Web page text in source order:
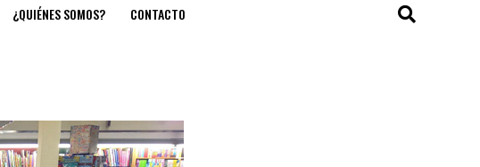
¿QUIÉNES SOMOS? CONTACTO